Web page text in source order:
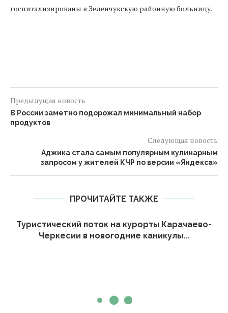
госпитализированы в Зеленчукскую районную больницу.
Предыдущая новость
В России заметно подорожал минимальный набор
продуктов
Следующая новость
Аджика стала самым популярным кулинарным
запросом у жителей КЧР по версии «Яндекса»
ПРОЧИТАЙТЕ ТАКЖЕ
Туристический поток на курорты Карачаево-
Черкесии в новогодние каникулы...